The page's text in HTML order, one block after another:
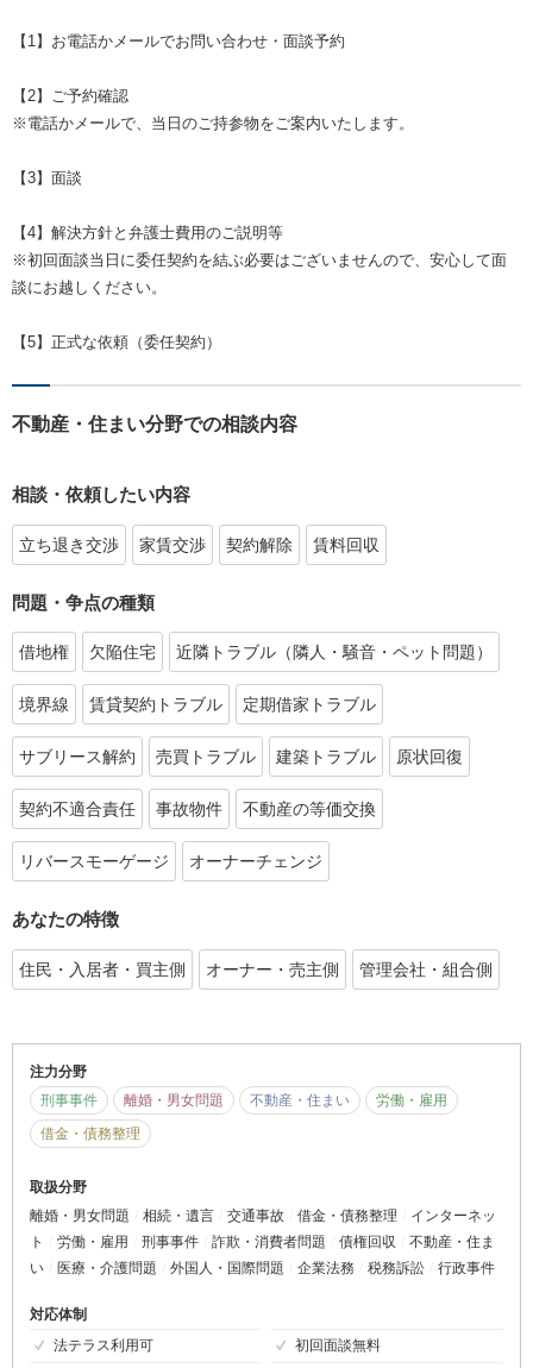
【1】お電話かメールでお問い合わせ・面談予約
【2】ご予約確認
※電話かメールで、当日のご持参物をご案内いたします。
【3】面談
【4】解決方針と弁護士費用のご説明等
※初回面談当日に委任契約を結ぶ必要はございませんので、安心して面
談にお越しください。
【5】正式な依頼（委任契約）
不動産・住まい分野での相談内容
相談・依頼したい内容
立ち退き交渉 家賃交渉 契約解除 賃料回収
問題・争点の種類
借地権 欠陥住宅 近隣トラブル（隣人・騒音・ペット問題）
境界線 賃貸契約トラブル 定期借家トラブル
サブリース解約 売買トラブル 建築トラブル 原状回復
契約不適合責任 事故物件 不動産の等価交換
リバースモーゲージ オーナーチェンジ
あなたの特徴
住民・入居者・買主側 オーナー・売主側 管理会社・組合側
注力分野
刑事事件
離婚・男女問題 不動産・住まい
労働・雇用
借金・債務整理
取扱分野
離婚・男女問題
相続・遺言 交通事故 借金・債務整理
インターネッ
ト
労働・雇用 刑事事件 詐欺・消費者問題 債権回収
不動産・住ま
い
医療・介護問題 外国人・国際問題 企業法務 税務訴訟 行政事件
対応体制
法テラス利用可
初回面談無料